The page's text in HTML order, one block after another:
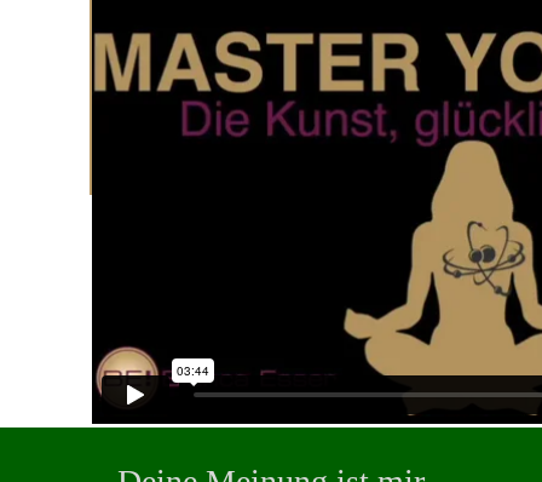
Drück auf Play und schau Dir hier
Klick hier für weitere
Informationen